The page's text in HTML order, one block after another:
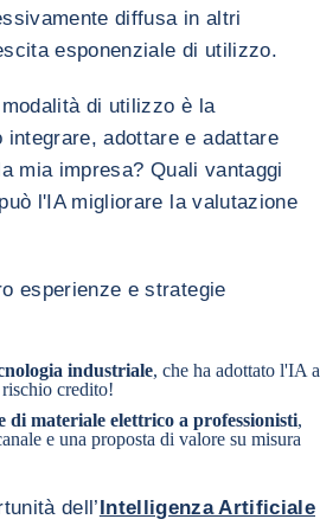
diffusa in altri
esponenziale di utilizzo.
di utilizzo è la
adottare e adattare
mia impresa? Quali vantaggi
l'IA migliorare la valutazione
esperienze e strategie
industriale, che ha adottato l'IA a
credito!
di materiale elettrico a professionisti,
e una proposta di valore su misura
dell’Intelligenza Artificiale